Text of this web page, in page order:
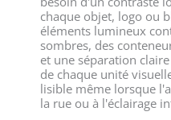
chaque objet, logo ou
éléments lumineux
sombres, des
et une séparation
de chaque unité
lisible même lorsque
la rue ou à l'éclairage